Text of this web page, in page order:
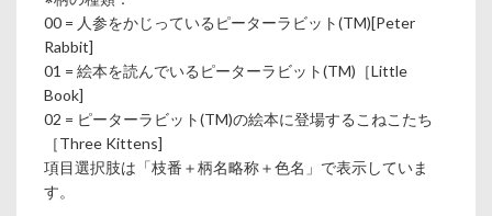
00 = 人参をかじっているピーターラビット(TM)[Peter
Rabbit]
01 = 絵本を読んでいるピーターラビット(TM)［Little
Book]
02 = ピーターラビット(TM)の絵本に登場するこねこたち
［Three Kittens]
項目選択肢は「枝番＋柄名略称＋色名」で表示していま
す。